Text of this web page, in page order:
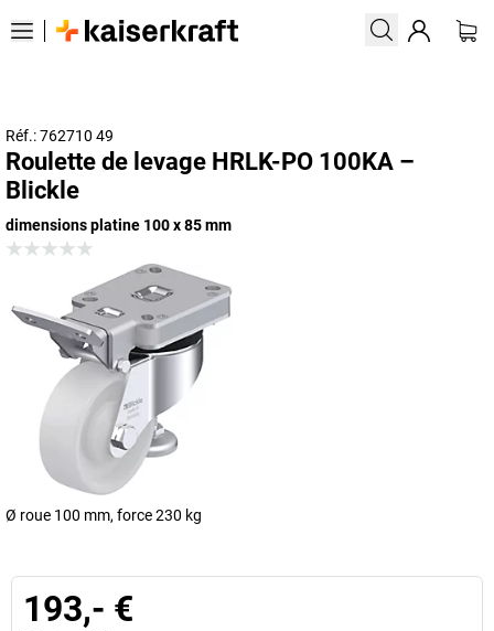
Réf.: 762710 49
Roulette de levage HRLK-PO 100KA –
Blickle
dimensions platine 100 x 85 mm
Ø roue 100 mm, force 230 kg
193,- €